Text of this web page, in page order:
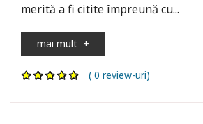
merită a fi citite împreună cu...
mai mult +
( 0 review-uri)